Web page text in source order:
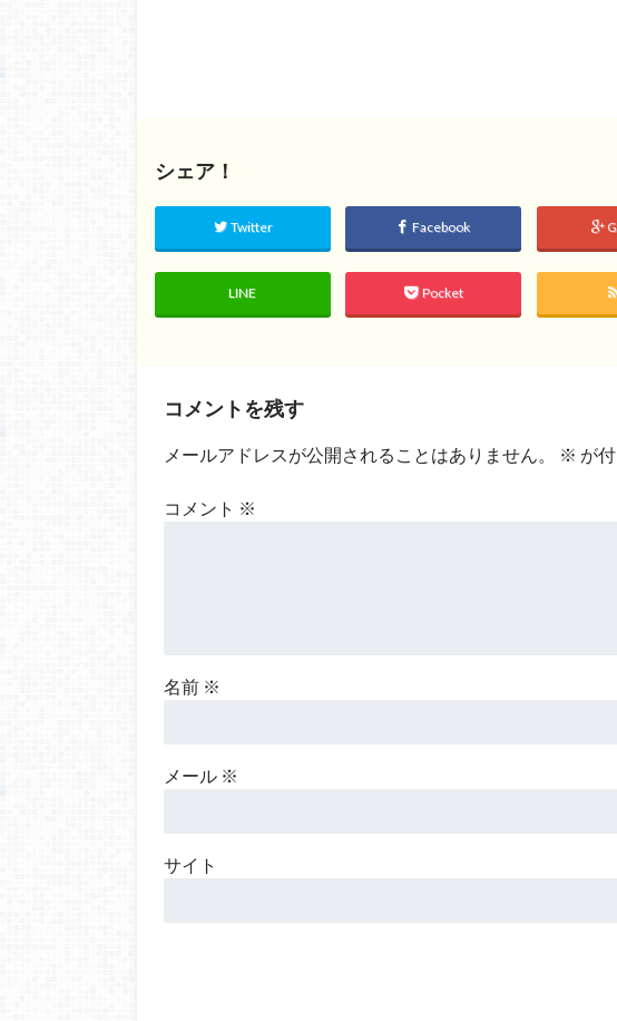
シェア！
Twitter Facebook
LINE Pocket
コメントを残す
メールアドレスが公開されることはありません。 ※ が
コメント ※
名前 ※
メール ※
サイト